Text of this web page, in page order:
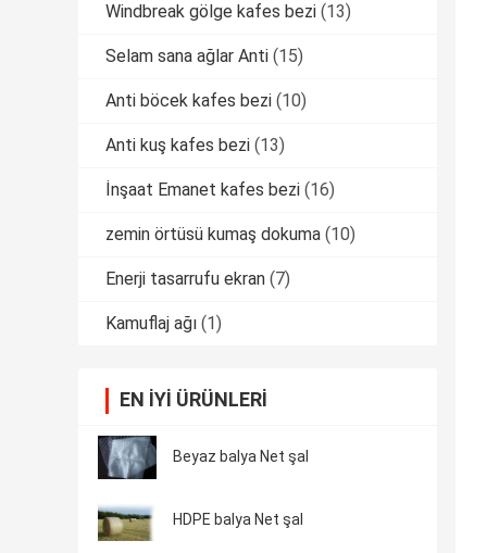
Windbreak gölge kafes bezi (13)
Selam sana ağlar Anti (15)
Anti böcek kafes bezi (10)
Anti kuş kafes bezi (13)
İnşaat Emanet kafes bezi (16)
zemin örtüsü kumaş dokuma (10)
Enerji tasarrufu ekran (7)
Kamuflaj ağı (1)
EN IYI ÜRÜNLERI
Beyaz balya Net şal
HDPE balya Net şal